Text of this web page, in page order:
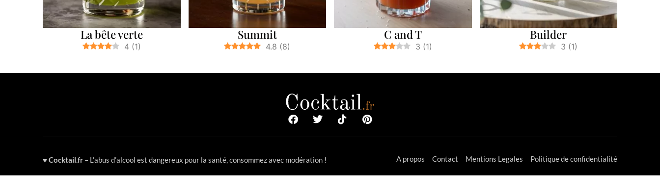
La bête verte
4 (1)
Summit
4.8 (8)
C and T
3 (1)
Builder
3 (1)
♥ Cocktail.fr – L’abus d’alcool est dangereux pour la santé, consommez avec modération ! A propos Contact Mentions Legales Politique de confidentialité